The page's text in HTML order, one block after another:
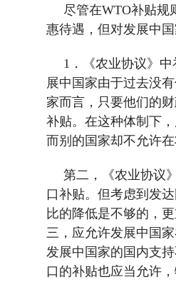
尽管在WTO补贴规
惠待遇，但对发展中
1 ．《农业协议》
展中国家由于过去没
家而言，只要他们的
补贴。在这种体制下
而别的国家却不允许
第二，《农业协议
口补贴。但考虑到发
比的降低是不够的，
三，应允许发展中国
发展中国家的国内支
口的补贴也应当允许